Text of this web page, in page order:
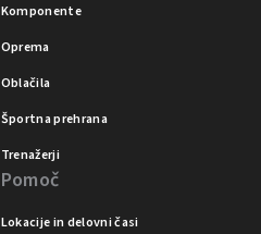
Komponente
Oprema
Oblačila
Športna prehrana
Trenažerji
Pomoč
Lokacije in delovni časi